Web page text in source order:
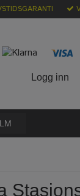
Logg inn